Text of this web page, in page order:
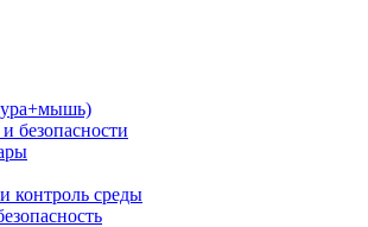
безопасности
контроль среды